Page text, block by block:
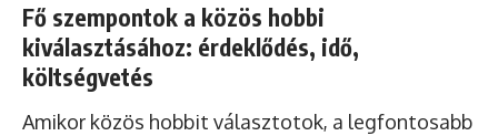
Fő szempontok a közös hobbi
kiválasztásához: érdeklődés, idő,
költségvetés
Amikor közös hobbit választotok, a legfontosabb